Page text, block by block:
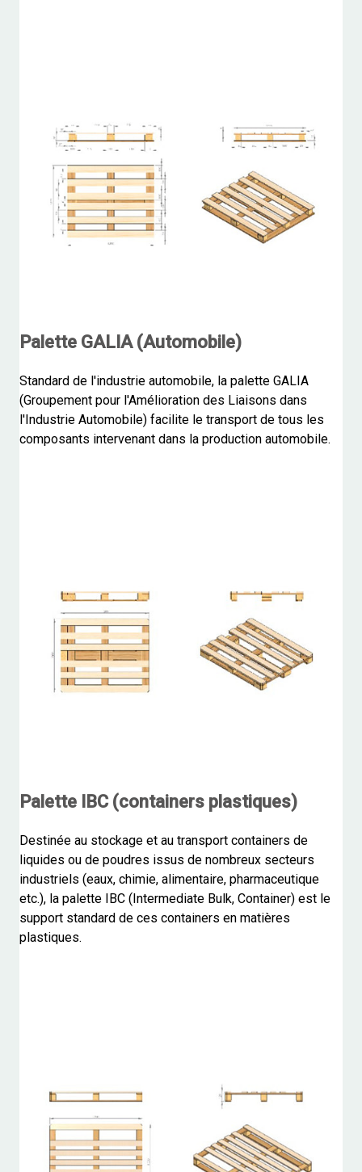
Palette GALIA (Automobile)
Standard de l'industrie automobile, la palette GALIA
(Groupement pour l'Amélioration des Liaisons dans
l'Industrie Automobile) facilite le transport de tous les
composants intervenant dans la production automobile.
Palette IBC (containers plastiques)
Destinée au stockage et au transport containers de
liquides ou de poudres issus de nombreux secteurs
industriels (eaux, chimie, alimentaire, pharmaceutique
etc.), la palette IBC (Intermediate Bulk, Container) est le
support standard de ces containers en matières
plastiques.